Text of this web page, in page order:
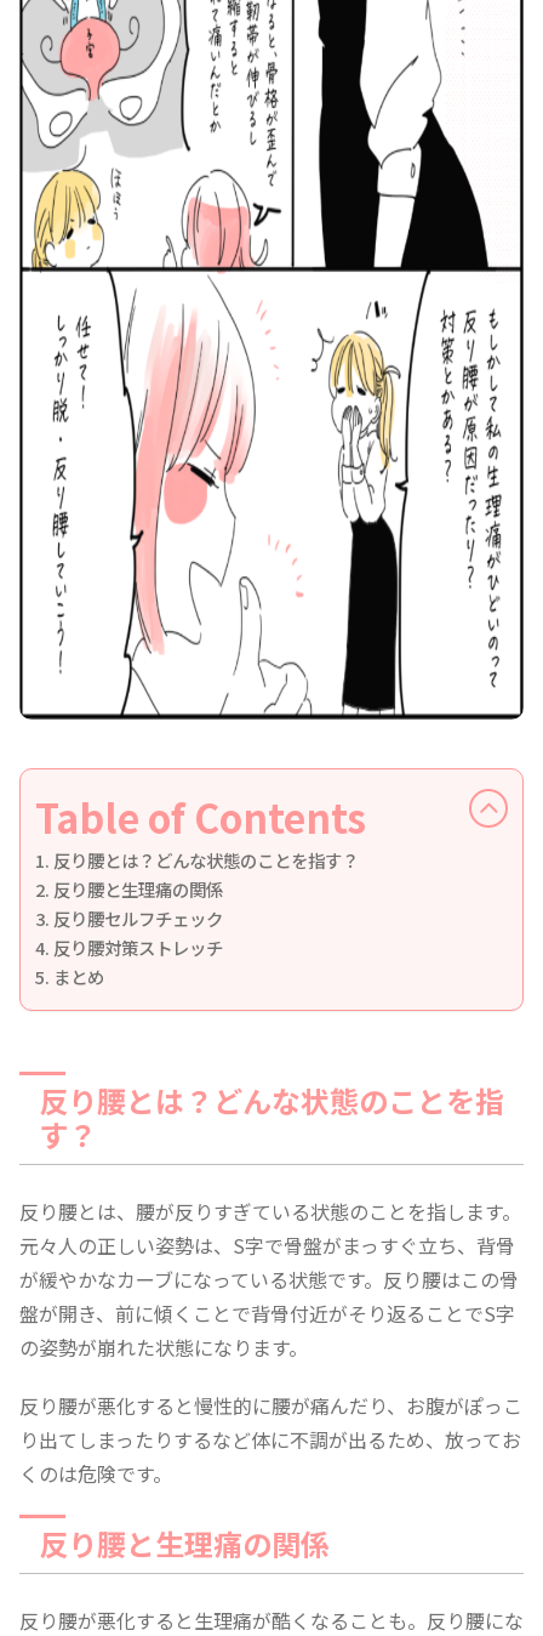
Table of Contents
反り腰とは？どんな状態のことを指す？
反り腰と生理痛の関係
反り腰セルフチェック
反り腰対策ストレッチ
まとめ
反り腰とは？どんな状態のことを指
す？
反り腰とは、腰が反りすぎている状態のことを指します。
元々人の正しい姿勢は、S字で骨盤がまっすぐ立ち、背骨
が緩やかなカーブになっている状態です。反り腰はこの骨
盤が開き、前に傾くことで背骨付近がそり返ることでS字
の姿勢が崩れた状態になります。
反り腰が悪化すると慢性的に腰が痛んだり、お腹がぽっこ
り出てしまったりするなど体に不調が出るため、放ってお
くのは危険です。
反り腰と生理痛の関係
反り腰が悪化すると生理痛が酷くなることも。反り腰にな